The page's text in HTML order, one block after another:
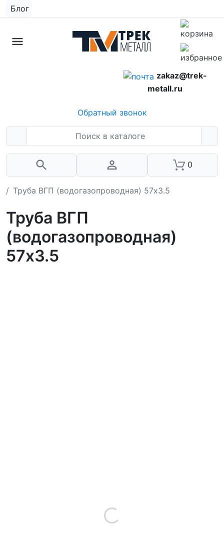
Блог
zakaz@trek-
metall.ru
Обратный звонок
0
Труба ВГП (водогазопроводная) 57х3.5
Труба ВГП
(водогазопроводная)
57х3.5